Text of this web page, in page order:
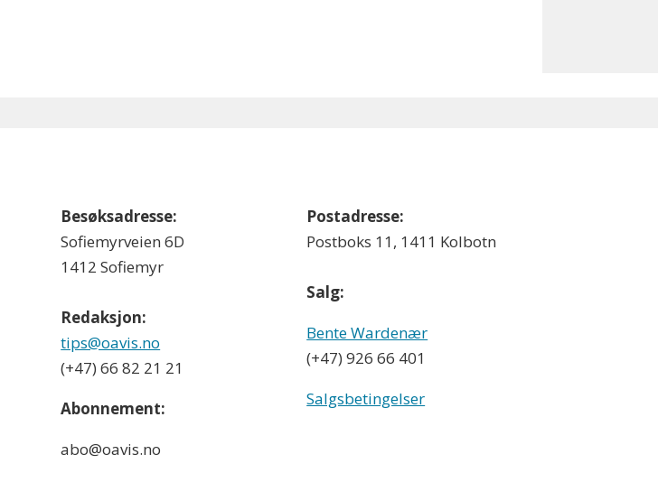
Besøksadresse:
Sofiemyrveien 6D
1412 Sofiemyr
Redaksjon:
tips@oavis.no
(+47) 66 82 21 21
Abonnement:
abo@oavis.no
Postadresse:
Postboks 11, 1411 Kolbotn
Salg:
Bente Wardenær
(+47) 926 66 401
Salgsbetingelser